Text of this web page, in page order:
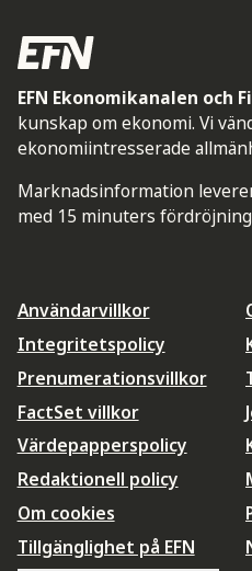
EFN Ekonomikanalen och
kunskap om ekonomi. Vi
ekonomiintresserade
Marknadsinformation
med 15 minuters
Användarvillkor
Integritetspolicy
Prenumerationsvillkor
FactSet villkor
Värdepapperspolicy
Redaktionell policy
Om cookies
Tillgänglighet på EFN